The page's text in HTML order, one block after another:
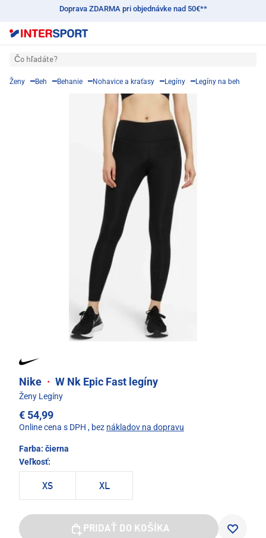
Doprava ZDARMA pri objednávke nad 50€**
Čo hľadáte?
Ženy Beh Behanie Nohavice a kraťasy Legíny Legíny na beh
Nike · W Nk Epic Fast legíny
Ženy Legíny
€ 54,99
Online cena s DPH , bez nákladov na dopravu
Farba: čierna
Veľkosť:
XS XL
PRIDAŤ DO KOŠÍKA